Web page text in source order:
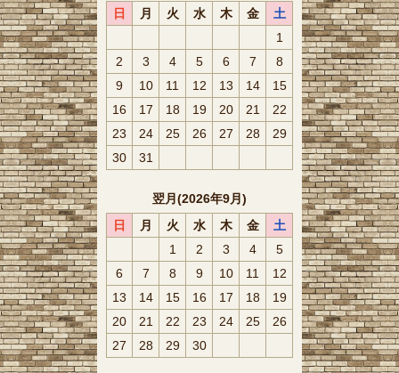
日
月 火 水 木 金
土
1
2
3 4 5 6 7
8
9
10 11 12 13 14
15
16
17 18 19 20 21
22
23
24 25 26 27 28
29
30
31
翌月(2026年9月)
日
月 火 水 木 金
土
1
2 3 4
5
6
7 8 9 10 11
12
13
14 15 16 17 18
19
20
21 22 23 24 25
26
27
28 29 30